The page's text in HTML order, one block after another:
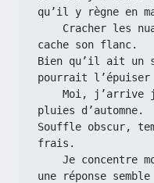
qu’il y règne en
cache son flanc.
Bien qu’il ait un
pourrait l’épuiser
pluies d’automne.
Souffle obscur,
frais.
une réponse semble